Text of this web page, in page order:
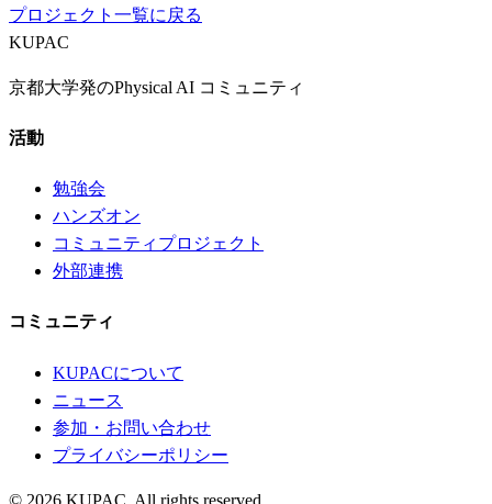
プロジェクト一覧に戻る
KUPAC
京都大学発のPhysical AI コミュニティ
活動
勉強会
ハンズオン
コミュニティプロジェクト
外部連携
コミュニティ
KUPACについて
ニュース
参加・お問い合わせ
プライバシーポリシー
© 2026 KUPAC. All rights reserved.